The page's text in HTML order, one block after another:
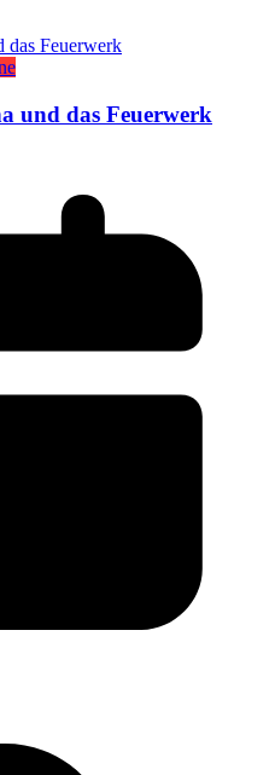
und das Feuerwerk